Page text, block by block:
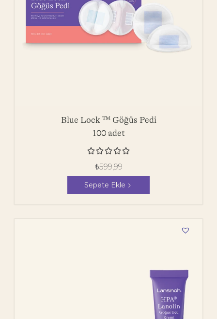
Blue Lock ™ Göğüs Pedi
100 adet

₺599,99
Sepete Ekle